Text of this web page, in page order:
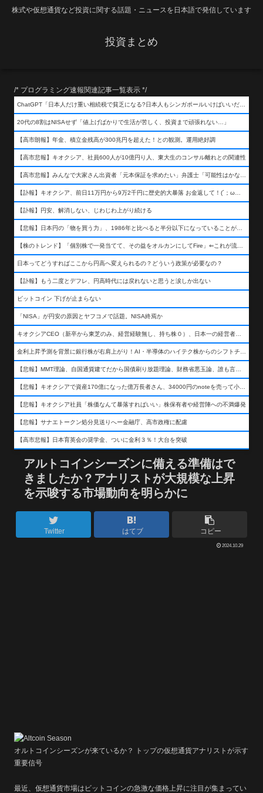
株式や仮想通貨など投資に関する話題・ニュースを日本語で発信しています
投資まとめ
/* プログラミング速報関連記事一覧表示 */
ChatGPT「日本人だけ重い相続税で貧乏になる?日本人もシンガポールいけばいいだけだから相続税で日本人は貧乏にならんだろ呆」
20代の8割はNISAせず「値上げばかりで生活が苦しく、投資まで頑張れない…」
【高市朗報】年金、積立金残高が300兆円を超えた！との観測。運用絶好調
【高市悲報】キオクシア、社員600人が10億円り人、東大生のコンサル離れとの関連性
【高市悲報】みんなで大家さん出資者「元本保証を求めたい」弁護士「可能性はかなり低い」出資者「不誠実！」
【訃報】キオクシア、前日11万円から9万2千円に歴史的大暴落 お金返して！(´；ω；｀)
【訃報】円安、解消しない、じわじわ上がり続ける
【悲報】日本円の「物を買う力」、1986年と比べると半分以下になっていることが判明&#8230;高市さんありがとう！
【株のトレンド】「個別株で一発当てて、その益をオルカンにしてFire」⇐これが流行ってるらしい
日本ってどうすればここから円高へ変えられるの？どういう政策が必要なの？
【訃報】もう二度とデフレ、円高時代には戻れないと思うと涙しか出ない
ビットコイン 下げが止まらない
「NISA」が円安の原因とヤフコメで話題。NISA終焉か
キオクシアCEO（新卒から東芝のみ、経営経験無し、持ち株０）、日本一の経営者になる…
金利上昇予測を背景に銀行株が右肩上がり！AI・半導体のハイテク株からのシフトチェンジも
【悲報】MMT理論、自国通貨建てだから国債刷り放題理論、財務省悪玉論、誰も言わなくなるwwwwwwwwwwwwwww
【悲報】キオクシアで資産170億になった億万長者さん、34000円のnoteを売って小銭を稼いでしまうwwwwwwwwwwwwwwwwwwww
【悲報】キオクシア社員「株価なんて暴落すればいい」株保有者や経営陣への不満爆発
【悲報】サナエトークン処分見送りへー金融庁、高市政権に配慮
【高市悲報】日本育英会の奨学金、ついに金利３％！大台を突破
アルトコインシーズンに備える準備はで
きましたか？アナリストが大規模な上昇
を示唆する市場動向を明らかに
Twitter はてブ コピー
2024.10.29
オルトコインシーズンが来ているか？ トップの仮想通貨アナリストが示す
重要信号
最近、仮想通貨市場はビットコインの急激な価格上昇に注目が集まってい